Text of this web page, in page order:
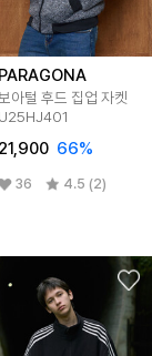
PARAGONA
보아털 후드 집업 자켓
U25HJ401
21,900 66%
36 4.5 (2)